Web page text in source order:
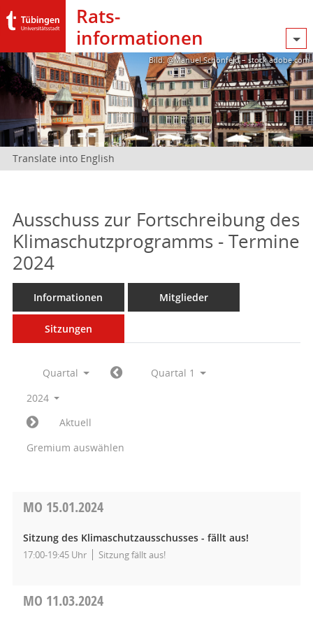
Rats­
informationen
Bild: @Manuel Schönfeld – stock.adobe.com
Translate into English
Ausschuss zur Fortschreibung des
Klimaschutzprogramms - Termine
2024
Informationen Mitglieder
Sitzungen
Quartal
Quartal 1
2024
Aktuell
Gremium auswählen
MO 15.01.2024
Sitzung des Klimaschutzausschusses - fällt aus!
17:00-19:45 Uhr Sitzung fällt aus!
MO 11.03.2024